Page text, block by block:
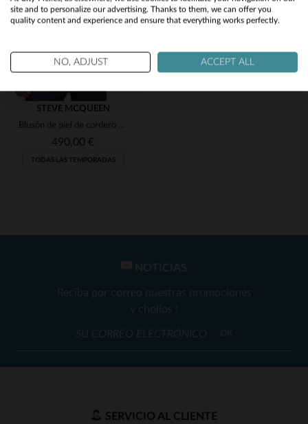
TALLAS DISPONIBLES
3XL
STEVE MCQUEEN
Blusón de piel de cordero écru, corte regular y estilo McQueen.
490,00 €
TODAS LAS TEMPORADAS
NOTICIAS
Reciba por correo nuestras promociones
y chollos !
OK
SERVICIO AL CLIENTE
No
Yes
site and to personalize our advertising. Thanks to them, we can offer you
quality content and experience and ensure that everything works perfectly.
NO, ADJUST ACCEPT ALL